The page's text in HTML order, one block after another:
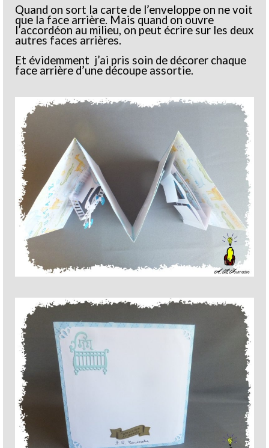
Quand on sort la carte de l’enveloppe on ne voit
que la face arrière. Mais quand on ouvre
l’accordéon au milieu, on peut écrire sur les deux
autres faces arrières.
Et évidemment j’ai pris soin de décorer chaque
face arrière d’une découpe assortie.